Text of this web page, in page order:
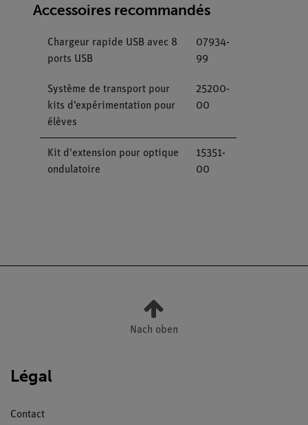
Accessoires recommandés
Chargeur rapide USB avec 8
ports USB
07934-
99
Système de transport pour
kits d’expérimentation pour
élèves
25200-
00
Kit d'extension pour optique
ondulatoire
15351-
00
Nach oben
Légal
Contact